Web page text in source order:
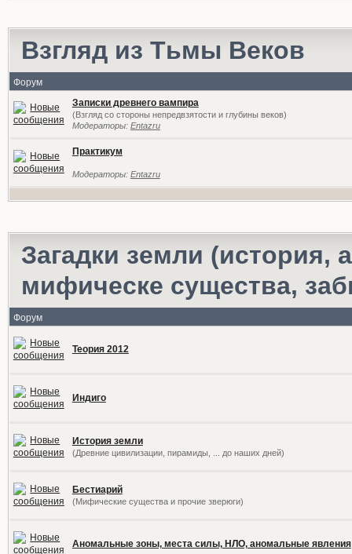
Взгляд из Тьмы Веков
Форум
Записки древнего вампира
(Взгляд со стороны непредвзятости и глубины веков)
Модераторы: Entazru
Практикум
Модераторы: Entazru
Загадки земли (история,
мифическе существа,
Форум
Теория 2012
Индиго
История земли
(Древние цивилизации, пирамиды, ... до наших дней)
Бестиарий
(Мифические существа и прочие зверюги)
Аномальные зоны, места силы, НЛО, аномальные явления